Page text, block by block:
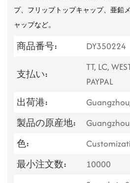
プ、フリップトップキャップ、亜鉛
ャップなど。
商品番号: DY350224
支払い:
TT, LC,
PAYPAL
出荷港:
製品の原産地:
色:
最小注文数:
10000